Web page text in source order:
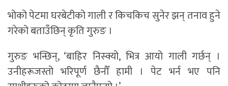
भोको पेटमा घरबेटीको गाली र किचकिच सुनेर झन् तनाव हुने
गरेको बताउँछिन् कृति गुरुङ ।
गुरुङ भन्छिन्, ‘बाहिर निस्क्यो, भित्र आयो गाली गर्छन् ।
उनीहरूजस्तो भरिपूर्ण छैनौँ हामी । पेट भर्न भए पनि